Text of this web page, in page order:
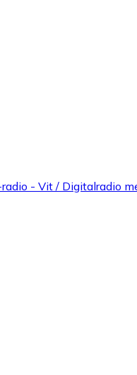
- Vit / Digitalradio